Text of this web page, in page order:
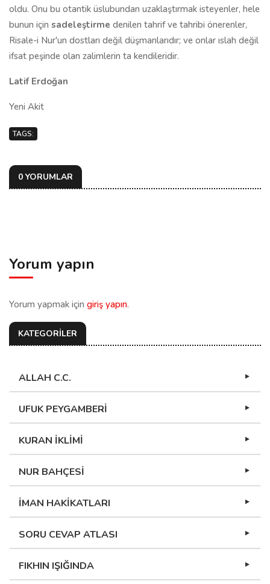
oldu. Onu bu otantik üslubundan uzaklaştırmak isteyenler, hele
bunun için sadeleştirme denilen tahrif ve tahribi önerenler,
Risale-i Nur'un dostları değil düşmanlarıdır; ve onlar ıslah değil
ifsat peşinde olan zalimlerin ta kendileridir.
Latif Erdoğan
Yeni Akit
TAGS:
0 YORUMLAR
Yorum yapın
Yorum yapmak için giriş yapın.
KATEGORİLER
ALLAH C.C.
UFUK PEYGAMBERİ
KURAN İKLİMİ
NUR BAHÇESİ
İMAN HAKİKATLARI
SORU CEVAP ATLASI
FIKHIN IŞIĞINDA